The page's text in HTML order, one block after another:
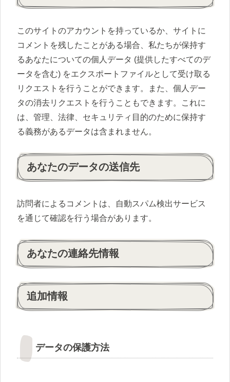
このサイトのアカウントを持っているか、サイトに
コメントを残したことがある場合、私たちが保持す
るあなたについての個人データ (提供したすべてのデ
ータを含む) をエクスポートファイルとして受け取る
リクエストを行うことができます。また、個人デー
タの消去リクエストを行うこともできます。これに
は、管理、法律、セキュリティ目的のために保持す
る義務があるデータは含まれません。
あなたのデータの送信先
訪問者によるコメントは、自動スパム検出サービス
を通じて確認を行う場合があります。
あなたの連絡先情報
追加情報
データの保護方法